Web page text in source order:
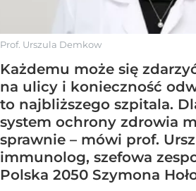
Prof. Urszula Demkow
Każdemu może się
na ulicy i konieczność
to najbliższego szpitala.
system ochrony zdrowia
sprawnie – mówi prof.
immunolog, szefowa
Polska 2050 Szymona